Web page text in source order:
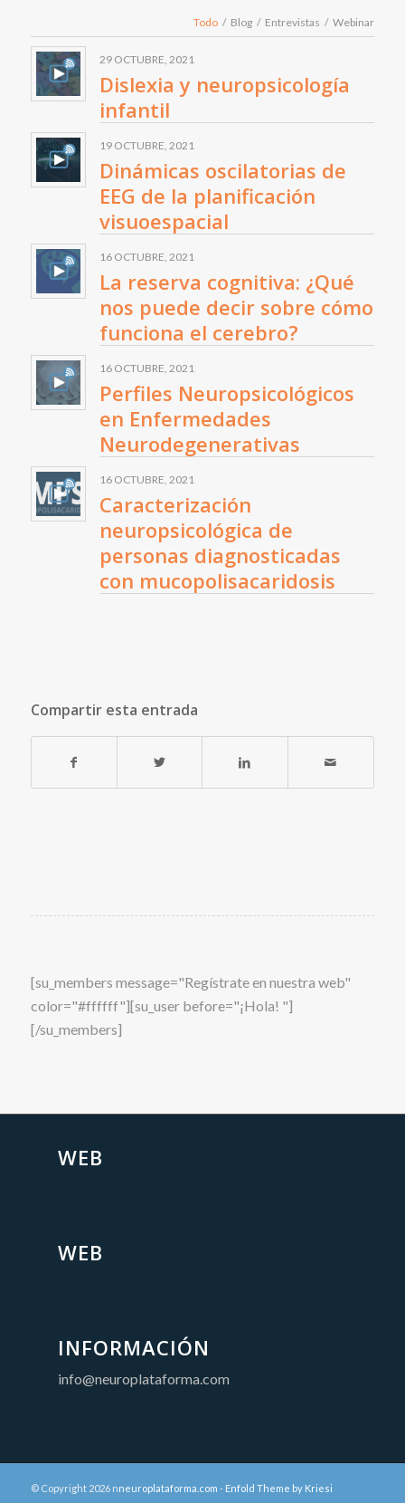
Todo / Blog / Entrevistas / Webinar
29 OCTUBRE, 2021
Dislexia y neuropsicología
infantil
19 OCTUBRE, 2021
Dinámicas oscilatorias de
EEG de la planificación
visuoespacial
16 OCTUBRE, 2021
La reserva cognitiva: ¿Qué
nos puede decir sobre cómo
funciona el cerebro?
16 OCTUBRE, 2021
Perfiles Neuropsicológicos
en Enfermedades
Neurodegenerativas
16 OCTUBRE, 2021
Caracterización
neuropsicológica de
personas diagnosticadas
con mucopolisacaridosis
Compartir esta entrada
[su_members message="Regístrate en nuestra web"
color="#ffffff"][su_user before="¡Hola! "]
[/su_members]
WEB
WEB
INFORMACIÓN
info@neuroplataforma.com
© Copyright 2026 nneuroplataforma.com - Enfold Theme by Kriesi